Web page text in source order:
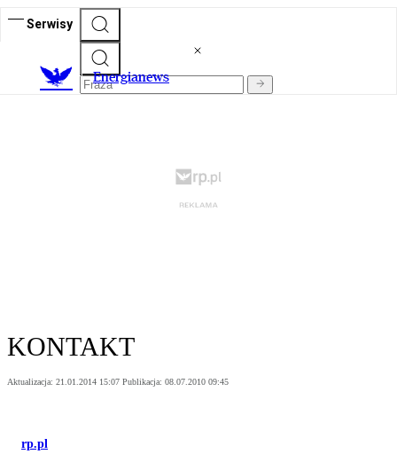
Serwisy
Energianews
KONTAKT
Aktualizacja: 21.01.2014 15:07 Publikacja: 08.07.2010 09:45
rp.pl